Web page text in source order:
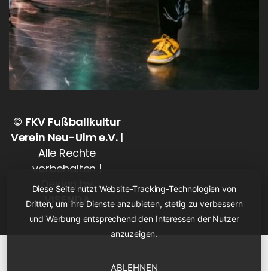
© FKV Fußballkultur
Verein Neu-Ulm e.V.|
Alle Rechte
vorbehalten |
Design by
VISENDA
Diese Seite nutzt Website-Tracking-Technologien von
Dritten, um ihre Dienste anzubieten, stetig zu verbessern
und Werbung entsprechend den Interessen der Nutzer
anzuzeigen.
ABLEHNEN